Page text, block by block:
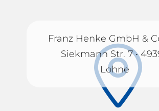
Franz Henke GmbH &
Siekmann Str. 7 •
Lohne